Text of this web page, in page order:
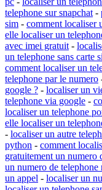
telephone sur snapchat -
sim - comment localiser
elle localiser un
avec imei gratuit -
un telephone sans carte
comment localiser un
telephone par le numero
google ? - localiser un
telephone via google -
localiser un telephone
elle localiser un
- localiser un autre
python - comment
gratuitement un numero
un numero de
un appel - localiser un